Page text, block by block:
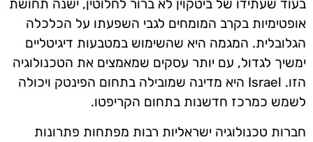
בעוד שעתידו של ביטקוין לא ברור לחלוטין, ישנה תחושת
אופטימיות בקרב המומחים לגבי השפעתו על הכלכלה
הגלובלית. המגמה היא שהשימוש במטבעות דיגיטליים
ימשיך לגדול, עם יותר עסקים שמאמצים את הטכנולוגיה
הזו. Israel היא מדינה שמובילה בתחום הפינטק ויכולה
לשמש כמרכז חדשנות בתחום הקריפטו.
חברות טכנולוגיה ישראליות רבות מפתחות פתרונות